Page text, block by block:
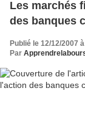
Les marchés
des banques
Publié le 12/12/2007
Par